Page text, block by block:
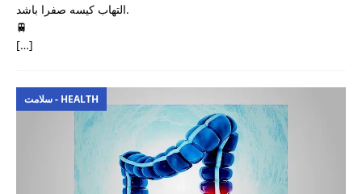
التهاب کیسه صفرا باشد.
🚆
[…]
سلامت - HEALTH